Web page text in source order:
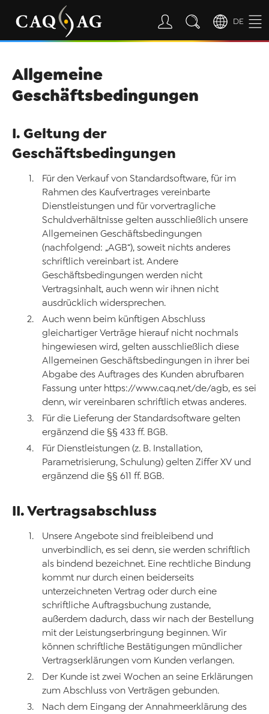
DE
Allgemeine
Geschäftsbedingungen
I. Geltung der
Geschäftsbedingungen
Für den Verkauf von Standardsoftware, für im
Rahmen des Kaufvertrages vereinbarte
Dienstleistungen und für vorvertragliche
Schuldverhältnisse gelten ausschließlich unsere
Allgemeinen Geschäftsbedingungen
(nachfolgend: „AGB“), soweit nichts anderes
schriftlich vereinbart ist. Andere
Geschäftsbedingungen werden nicht
Vertragsinhalt, auch wenn wir ihnen nicht
ausdrücklich widersprechen.
Auch wenn beim künftigen Abschluss
gleichartiger Verträge hierauf nicht nochmals
hingewiesen wird, gelten ausschließlich diese
Allgemeinen Geschäftsbedingungen in ihrer bei
Abgabe des Auftrages des Kunden abrufbaren
Fassung unter https://www.caq.net/de/agb, es sei
denn, wir vereinbaren schriftlich etwas anderes.
Für die Lieferung der Standardsoftware gelten
ergänzend die §§ 433 ff. BGB.
Für Dienstleistungen (z. B. Installation,
Parametrisierung, Schulung) gelten Ziffer XV und
ergänzend die §§ 611 ff. BGB.
II. Vertragsabschluss
Unsere Angebote sind freibleibend und
unverbindlich, es sei denn, sie werden schriftlich
als bindend bezeichnet. Eine rechtliche Bindung
kommt nur durch einen beiderseits
unterzeichneten Vertrag oder durch eine
schriftliche Auftragsbuchung zustande,
außerdem dadurch, dass wir nach der Bestellung
mit der Leistungserbringung beginnen. Wir
können schriftliche Bestätigungen mündlicher
Vertragserklärungen vom Kunden verlangen.
Der Kunde ist zwei Wochen an seine Erklärungen
zum Abschluss von Verträgen gebunden.
Nach dem Eingang der Annahmeerklärung des